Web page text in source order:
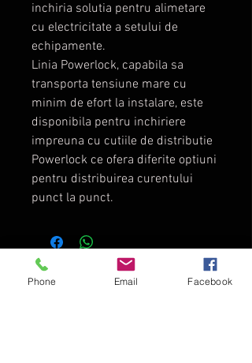
inchiria solutia pentru alimetare
cu electricitate a setului de
echipamente.
Linia Powerlock, capabila sa
transporta tensiune mare cu
minim de efort la instalare, este
disponibila pentru inchiriere
impreuna cu cutiile de distributie
Powerlock ce ofera diferite optiuni
pentru distribuirea curentului
punct la punct.
TopDirector - Audio - Video
Director Web Gratuit-
Phone Email Facebook